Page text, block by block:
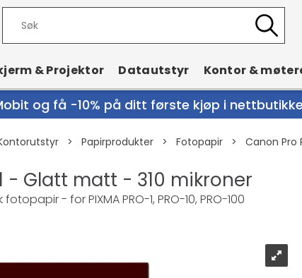
& Projektor Datautstyr Kontor &
og få -10% på ditt første kjøp i
> Papirprodukter > Fotopapir > Canon Pro
- Glatt matt - 310 mikroner
- for PIXMA PRO-1, PRO-10, PRO-100